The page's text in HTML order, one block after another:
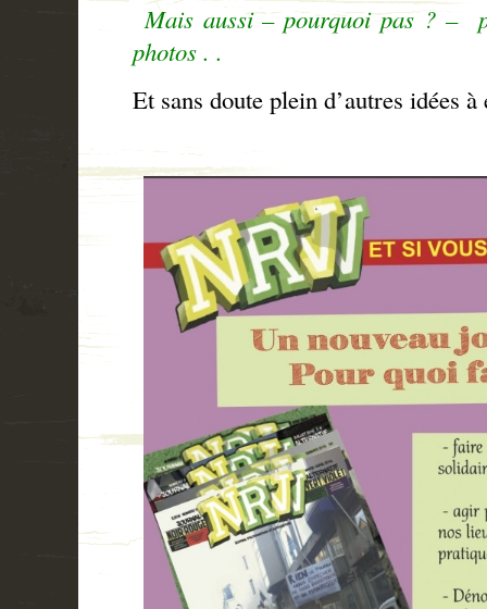
Mais aussi – pourquoi pas ? –
photos . .
Et sans doute plein d’autres idées